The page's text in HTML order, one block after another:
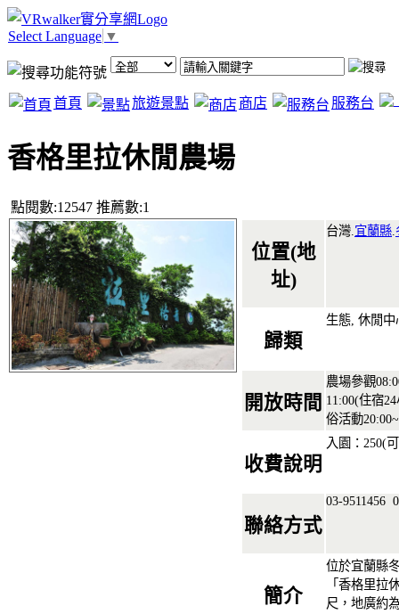
Select Language ▼
首頁 旅遊景點 商店 服務台
香格里拉休閒農場
點閱數:12547 推薦數:1
位置(地
址)
台灣. 宜蘭縣
歸類
生態, 休閒中
開放時間
農場參觀
11:00(住宿
俗活動
收費說明
入園：250(
聯絡方式
03-9511456
簡介
位於宜蘭縣
「香格里拉
尺，地廣約